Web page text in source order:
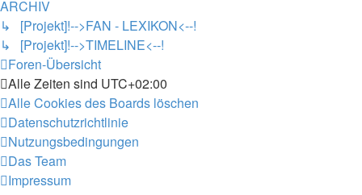
ARCHIV
↳ [Projekt]!-->FAN - LEXIKON<--!
↳ [Projekt]!-->TIMELINE<--!
Foren-Übersicht
Alle Zeiten sind UTC+02:00
Alle Cookies des Boards löschen
Datenschutzrichtlinie
Nutzungsbedingungen
Das Team
Impressum